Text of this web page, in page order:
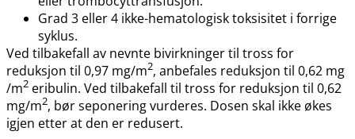
Grad 3 eller 4 ikke-hematologisk toksisitet i forrige
syklus.
Ved tilbakefall av nevnte bivirkninger til tross for
reduksjon til 0,97 mg​​/​​m2, anbefales reduksjon til 0,62 mg​​
/​​m2 eribulin. Ved tilbakefall til tross for reduksjon til 0,62
mg​​/​​m2, bør seponering vurderes. Dosen skal ikke økes
igjen etter at den er redusert.